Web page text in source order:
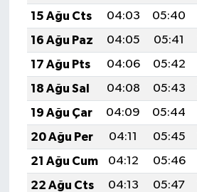
15 Ağu Cts
04:03 05:40
16 Ağu Paz
04:05 05:41
17 Ağu Pts
04:06 05:42
18 Ağu Sal
04:08 05:43
19 Ağu Çar
04:09 05:44
20 Ağu Per
04:11 05:45
21 Ağu Cum
04:12 05:46
22 Ağu Cts
04:13 05:47